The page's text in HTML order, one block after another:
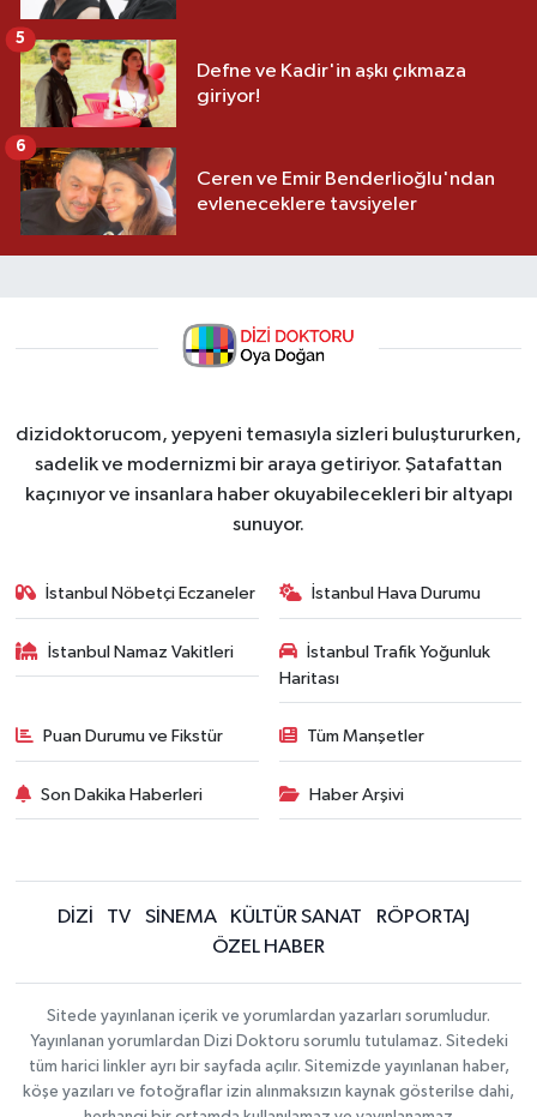
Defne ve Kadir'in aşkı çıkmaza
giriyor!
5
Ceren ve Emir Benderlioğlu'ndan
evleneceklere tavsiyeler
6
dizidoktorucom, yepyeni temasıyla sizleri buluştururken,
sadelik ve modernizmi bir araya getiriyor. Şatafattan
kaçınıyor ve insanlara haber okuyabilecekleri bir altyapı
sunuyor.
İstanbul Nöbetçi Eczaneler İstanbul Hava Durumu
İstanbul Namaz Vakitleri
İstanbul Trafik Yoğunluk
Haritası
Puan Durumu ve Fikstür Tüm Manşetler
Son Dakika Haberleri Haber Arşivi
DİZİ TV SİNEMA KÜLTÜR SANAT
RÖPORTAJ
ÖZEL HABER
Sitede yayınlanan içerik ve yorumlardan yazarları sorumludur.
Yayınlanan yorumlardan Dizi Doktoru sorumlu tutulamaz. Sitedeki
tüm harici linkler ayrı bir sayfada açılır. Sitemizde yayınlanan haber,
köşe yazıları ve fotoğraflar izin alınmaksızın kaynak gösterilse dahi,